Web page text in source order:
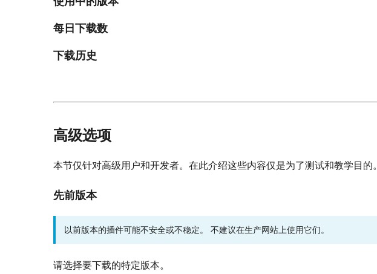
每日下载数
下载历史
高级选项
本节仅针对高级用户和开发者。在此介绍这些内容仅是为了测试和教学目的。
先前版本
以前版本的插件可能不安全或不稳定。 不建议在生产网站上使用它们。
请选择要下载的特定版本。